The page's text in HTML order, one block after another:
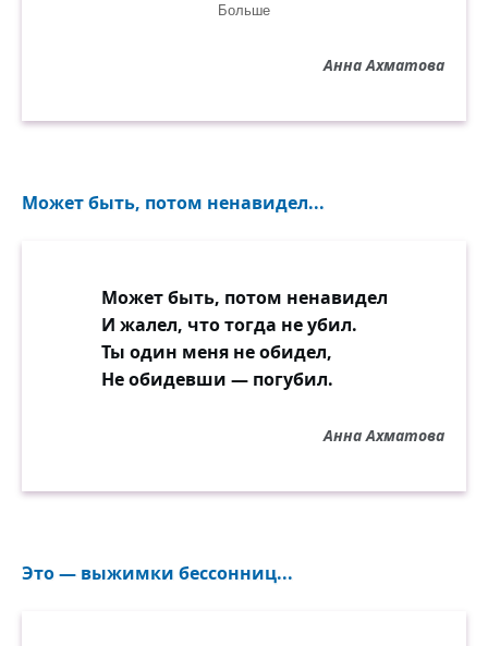
На загробном гостящей лугу.
Больше
Анна Ахматова
Может быть, потом ненавидел...
Может быть, потом ненавидел
И жалел, что тогда не убил.
Ты один меня не обидел,
Не обидевши — погубил.
Анна Ахматова
Это — выжимки бессонниц...